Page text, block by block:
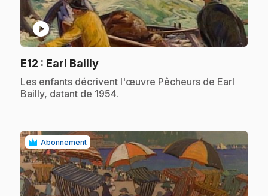
play_circle
E12 : Earl Bailly.
.Les enfants décrivent l'œuvre Pêcheurs de Earl
Bailly, datant de 1954.
Abonnement